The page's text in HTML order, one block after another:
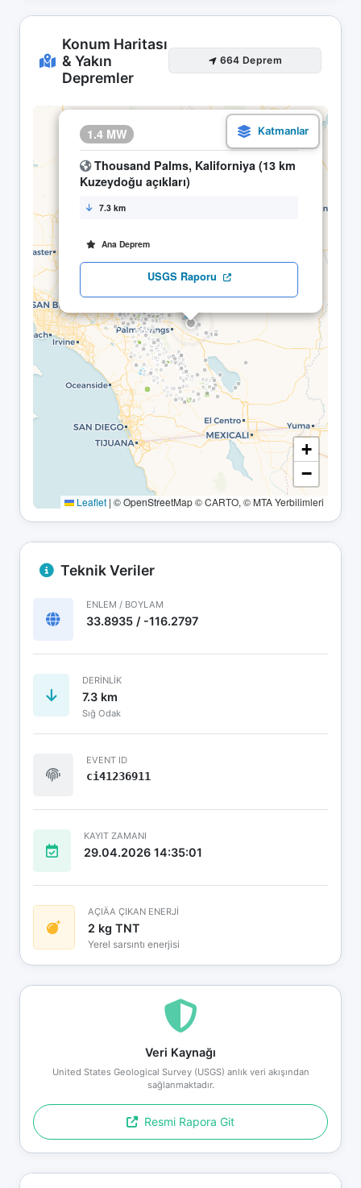
Konum Haritası
& Yakın
Depremler
664 Deprem
1.4 MW 29.04 17:31
Thousand Palms, Kaliforniya (13 km
Kuzeydoğu açıkları)
7.3 km
Ana Deprem
USGS Raporu
×
+
−
Leaflet | © OpenStreetMap © CARTO, © MTA Yerbilimleri
Teknik Veriler
ENLEM / BOYLAM
33.8935 / -116.2797
DERINLIK
7.3 km
Sığ Odak
EVENT ID
ci41236911
KAYIT ZAMANI
29.04.2026 14:35:01
AÇIÄA ÇIKAN ENERJİ
2 kg TNT
Yerel sarsıntı enerjisi
Veri Kaynağı
United States Geological Survey (USGS) anlık veri akışından
sağlanmaktadır.
Resmi Rapora Git